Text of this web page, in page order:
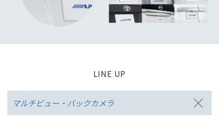
LINE UP
マルチビュー・バックカメラ